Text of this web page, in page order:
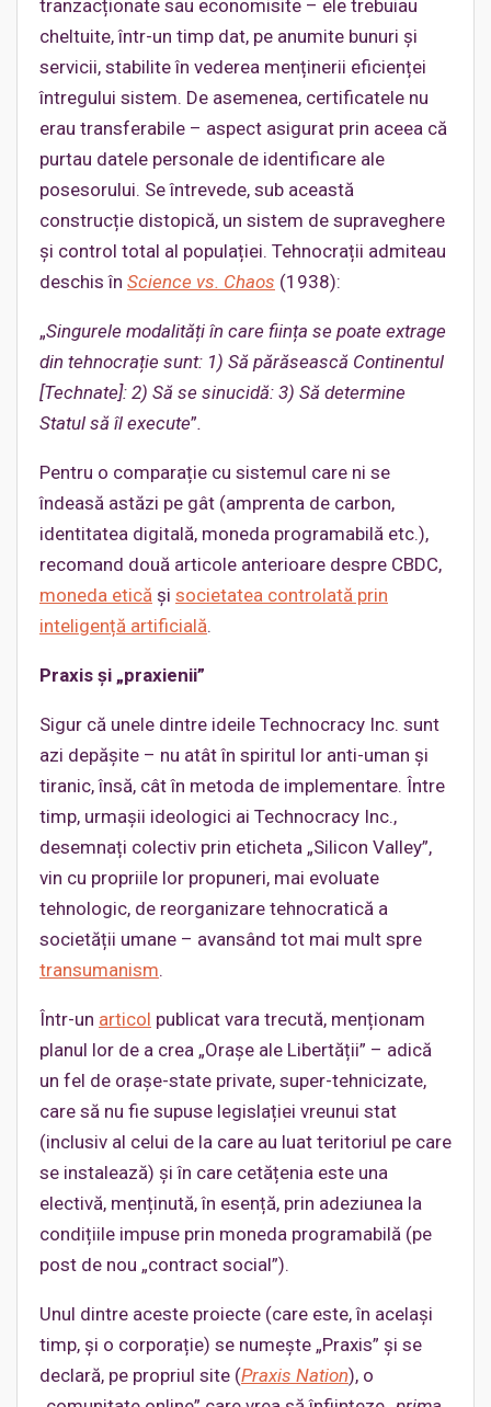
tranzacționate sau economisite – ele trebuiau
cheltuite, într-un timp dat, pe anumite bunuri și
servicii, stabilite în vederea menținerii eficienței
întregului sistem. De asemenea, certificatele nu
erau transferabile – aspect asigurat prin aceea că
purtau datele personale de identificare ale
posesorului. Se întrevede, sub această
construcție distopică, un sistem de supraveghere
și control total al populației. Tehnocrații admiteau
deschis în Science vs. Chaos (1938):
„Singurele modalități în care ființa se poate extrage
din tehnocrație sunt: 1) Să părăsească Continentul
[Technate]: 2) Să se sinucidă: 3) Să determine
Statul să îl execute”.
Pentru o comparație cu sistemul care ni se
îndeasă astăzi pe gât (amprenta de carbon,
identitatea digitală, moneda programabilă etc.),
recomand două articole anterioare despre CBDC,
moneda etică și societatea controlată prin
inteligență artificială.
Praxis și „praxienii”
Sigur că unele dintre ideile Technocracy Inc. sunt
azi depășite – nu atât în spiritul lor anti-uman și
tiranic, însă, cât în metoda de implementare. Între
timp, urmașii ideologici ai Technocracy Inc.,
desemnați colectiv prin eticheta „Silicon Valley”,
vin cu propriile lor propuneri, mai evoluate
tehnologic, de reorganizare tehnocratică a
societății umane – avansând tot mai mult spre
transumanism.
Într-un articol publicat vara trecută, menționam
planul lor de a crea „Orașe ale Libertății” – adică
un fel de orașe-state private, super-tehnicizate,
care să nu fie supuse legislației vreunui stat
(inclusiv al celui de la care au luat teritoriul pe care
se instalează) și în care cetățenia este una
electivă, menținută, în esență, prin adeziunea la
condițiile impuse prin moneda programabilă (pe
post de nou „contract social”).
Unul dintre aceste proiecte (care este, în același
timp, și o corporație) se numește „Praxis” și se
declară, pe propriul site (Praxis Nation), o